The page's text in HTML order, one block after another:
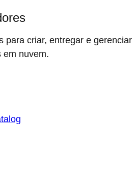
para criar, entregar e gerenciar
em nuvem.